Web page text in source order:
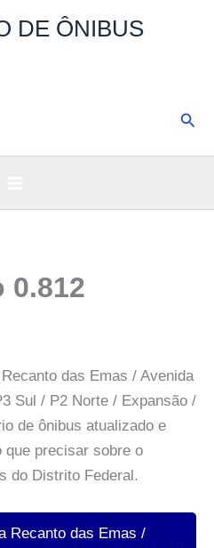
DE ÔNIBUS
0.812
das Emas / Avenida
Sul / P2 Norte / Expansão /
de ônibus atualizado e
que precisar sobre o
do Distrito Federal.
Recanto das Emas /